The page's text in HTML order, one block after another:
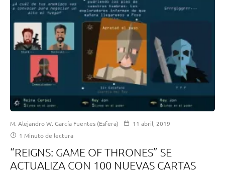
M. Alejandro W. García Fuentes (Esfera)
11 abril, 2019
1 Minuto de lectura
“REIGNS: GAME OF THRONES” SE
ACTUALIZA CON 100 NUEVAS CARTAS